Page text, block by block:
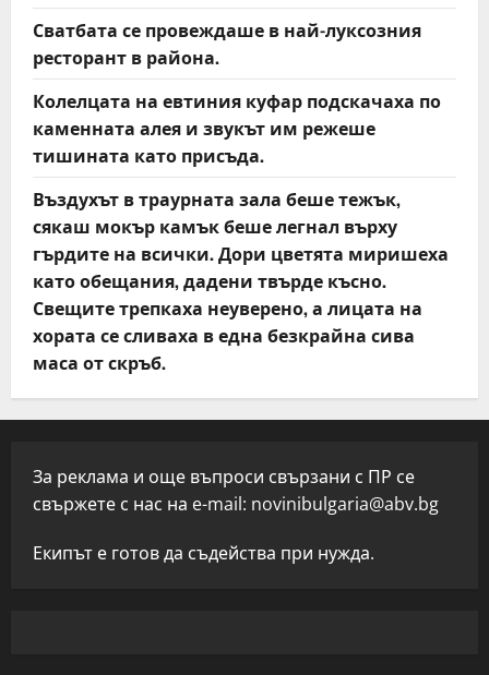
Сватбата се провеждаше в най-луксозния
ресторант в района.
Колелцата на евтиния куфар подскачаха по
каменната алея и звукът им режеше
тишината като присъда.
Въздухът в траурната зала беше тежък,
сякаш мокър камък беше легнал върху
гърдите на всички. Дори цветята миришеха
като обещания, дадени твърде късно.
Свещите трепкаха неуверено, а лицата на
хората се сливаха в една безкрайна сива
маса от скръб.
За реклама и още въпроси свързани с ПР се
свържете с нас на e-mail: novinibulgaria@abv.bg
Екипът е готов да съдейства при нужда.